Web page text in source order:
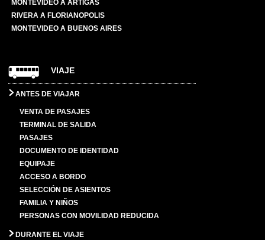
MONTEVIDEO A ARTIGAS
RIVERA A FLORIANOPOLIS
MONTEVIDEO A BUENOS AIRES
VIAJE
ANTES DE VIAJAR
VENTA DE PASAJES
TERMINAL DE SALIDA
PASAJES
DOCUMENTO DE IDENTIDAD
EQUIPAJE
ACCESO A BORDO
SELECCIÓN DE ASIENTOS
FAMILIA Y NIÑOS
PERSONAS CON MOVILIDAD REDUCIDA
DURANTE EL VIAJE